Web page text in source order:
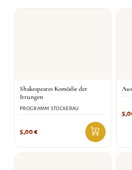
Shakespeares Komödie der
Irrungen
PROGRAMM STOCKERAU
5,00€